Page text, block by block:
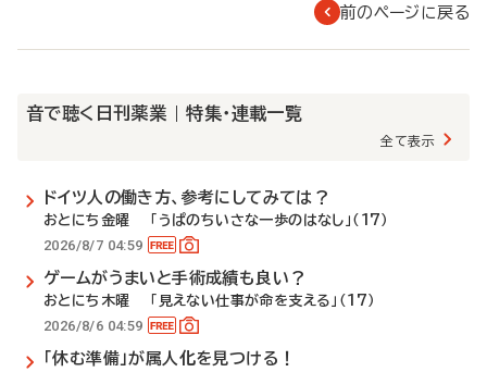
前のページに戻る
音で聴く日刊薬業 | 特集・連載一覧
全て表示
ドイツ人の働き方、参考にしてみては？
おとにち金曜 「うぱのちいさな一歩のはなし」（17）
2026/8/7 04:59
ゲームがうまいと手術成績も良い？
おとにち木曜 「見えない仕事が命を支える」（17）
2026/8/6 04:59
「休む準備」が属人化を見つける！